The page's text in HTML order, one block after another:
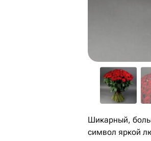
Шикарный,
символ яркой